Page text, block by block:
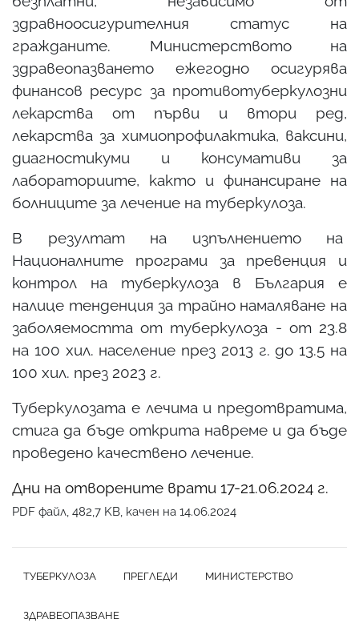
здравноосигурителния статус на
гражданите. Министерството на
здравеопазването ежегодно осигурява
финансов ресурс за противотуберкулозни
лекарства от първи и втори ред,
лекарства за химиопрофилактика, ваксини,
диагностикуми и консумативи за
лабораториите, както и финансиране на
болниците за лечение на туберкулоза.
В резултат на изпълнението на
Националните програми за превенция и
контрол на туберкулоза в България e
налице тенденция за трайно намаляване на
заболяемостта от туберкулоза - от 23.8
на 100 хил. население през 2013 г. до 13.5 на
100 хил. през 2023 г.
Туберкулозата е лечима и предотвратима,
стига да бъде открита навреме и да бъде
проведено качествено лечение.
Дни на отворените врати 17-21.06.2024 г.
PDF файл, 482,7 KB, качен на 14.06.2024
ТУБЕРКУЛОЗА ПРЕГЛЕДИ МИНИСТЕРСТВО
ЗДРАВЕОПАЗВАНЕ